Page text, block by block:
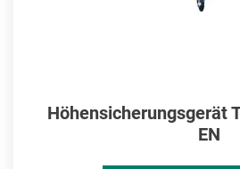
Höhensicherungsgerät
EN